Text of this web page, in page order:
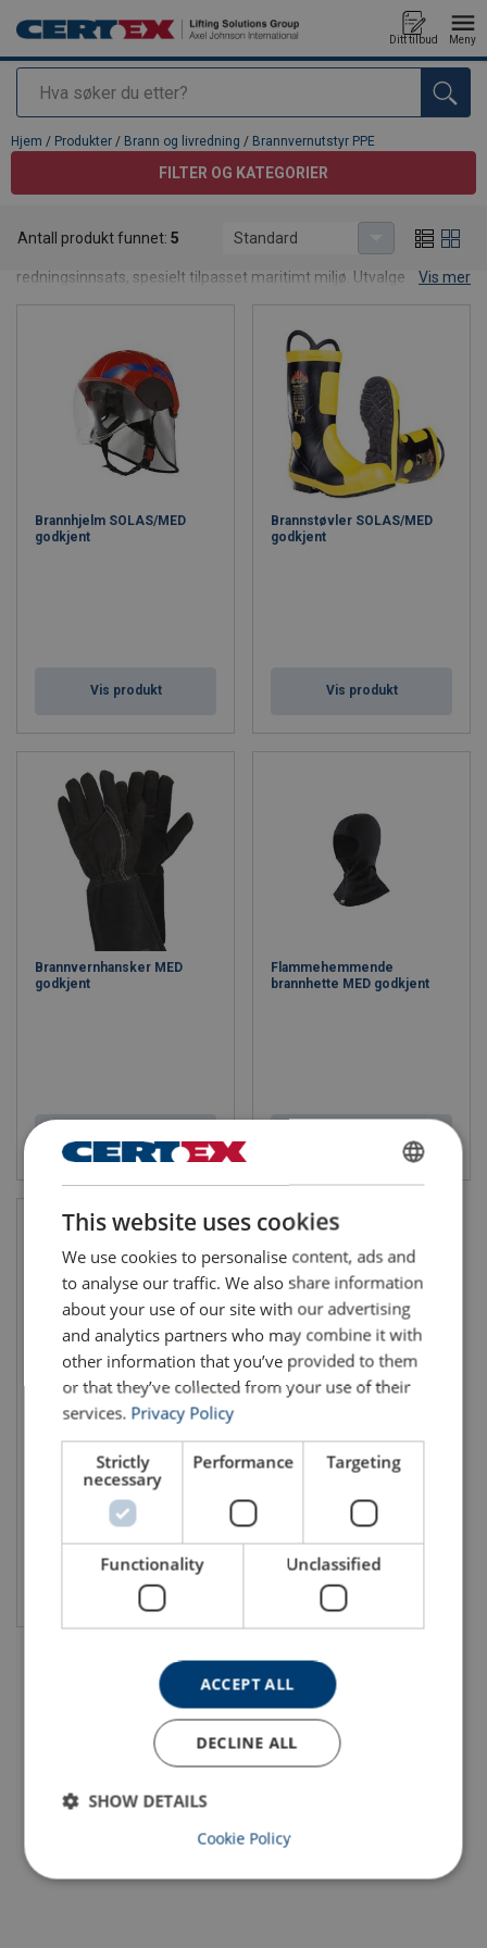
Søk
Ditt tilbud Meny
Produkt lagt i din handlekurv
Hjem / Produkter / Brann og livredning / Brannvernutstyr PPE
FILTER OG KATEGORIER
I denne kategorien finner du personlig verneutstyr for brann- og
redningsinnsats, spesielt tilpasset maritimt miljø. Utvalget
i henhold til relevante EN-standarder og SOLAS/MED-krav.
Brannvernutstyret er utviklet for å gi pålitelig beskyttelse mot
varme, flammer og mekaniske påkjenninger, samtidig som
brukeren beholder god komfort og bevegelsesfrihet. Produktene
egner seg for beredskaps- og brannlag om bord på sjøgående
fartøy, offshoreinstallasjoner og andre krevende arbeidsmiljøer til
Vis mer
Antall produkt funnet: 5 Standard
Brannhjelm SOLAS/MED
godkjent
Vis produkt
Brannstøvler SOLAS/MED
godkjent
Vis produkt
Brannvernhansker MED
godkjent
Flammehemmende
brannhette MED godkjent
Brannvernutstyr
Vis produkt
ENGLISH
ENGLISH TRANSLATION
This website uses cookies
We use cookies to personalise content, ads and
to analyse our traffic. We also share information
about your use of our site with our advertising
and analytics partners who may combine it with
other information that you’ve provided to them
or that they’ve collected from your use of their
services. Privacy Policy
Strictly
necessary
Performance Targeting
Functionality Unclassified
ACCEPT ALL
DECLINE ALL
SHOW DETAILS
Cookie Policy